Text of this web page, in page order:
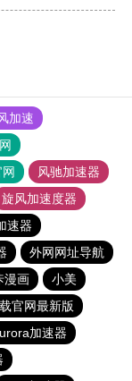
加速
风驰加速器
旋风加速度器
速器
外网网址导航
漫画
小美
官网最新版
加速器